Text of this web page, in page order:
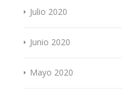
Julio 2020
Junio 2020
Mayo 2020